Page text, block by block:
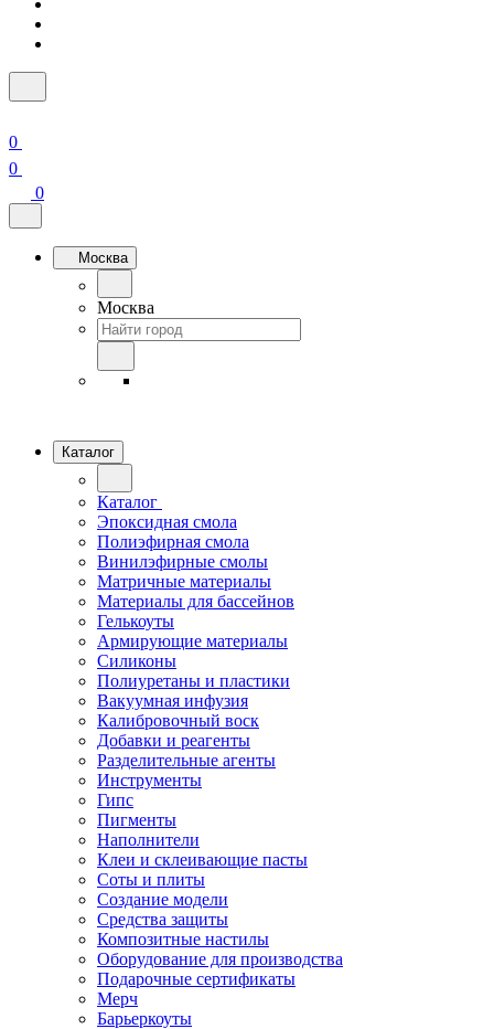
0
0
0
Москва
Москва
Каталог
Каталог
Эпоксидная смола
Полиэфирная смола
Винилэфирные смолы
Матричные материалы
Материалы для бассейнов
Гелькоуты
Армирующие материалы
Силиконы
Полиуретаны и пластики
Вакуумная инфузия
Калибровочный воск
Добавки и реагенты
Разделительные агенты
Инструменты
Гипс
Пигменты
Наполнители
Клеи и склеивающие пасты
Соты и плиты
Создание модели
Средства защиты
Композитные настилы
Оборудование для производства
Подарочные сертификаты
Мерч
Барьеркоуты